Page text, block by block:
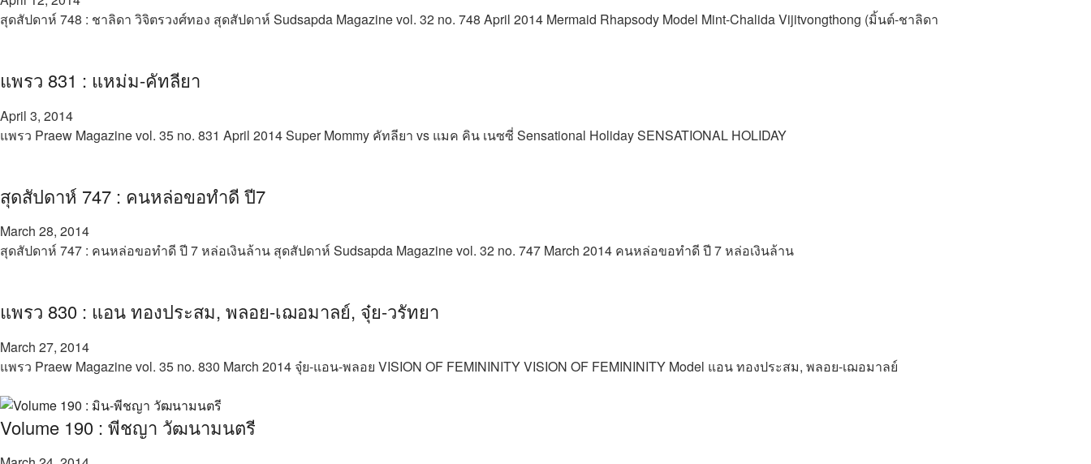
สุดสัปดาห์ 748 : ชาลิดา วิจิตรวงศ์ทอง สุดสัปดาห์ Sudsapda Magazine vol. 32 no. 748 April 2014 Mermaid Rhapsody Model Mint-Chalida Vijitvongthong (มิ้นต์-ชาลิดา
แพรว 831 : แหม่ม-คัทลียา
April 3, 2014
แพรว Praew Magazine vol. 35 no. 831 April 2014 Super Mommy คัทลียา vs แมค คิน เนซซี่ Sensational Holiday SENSATIONAL HOLIDAY
สุดสัปดาห์ 747 : คนหล่อขอทำดี ปี7
March 28, 2014
สุดสัปดาห์ 747 : คนหล่อขอทำดี ปี 7 หล่อเงินล้าน สุดสัปดาห์ Sudsapda Magazine vol. 32 no. 747 March 2014 คนหล่อขอทำดี ปี 7 หล่อเงินล้าน
แพรว 830 : แอน ทองประสม, พลอย-เฌอมาลย์, จุ๋ย-วรัทยา
March 27, 2014
แพรว Praew Magazine vol. 35 no. 830 March 2014 จุ๋ย-แอน-พลอย VISION OF FEMININITY VISION OF FEMININITY Model แอน ทองประสม, พลอย-เฌอมาลย์
Volume 190 : พีชญา วัฒนามนตรี